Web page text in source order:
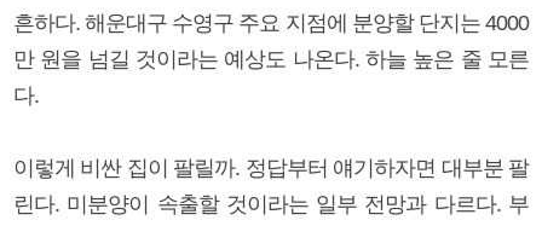
흔하다. 해운대구 수영구 주요 지점에 분양할 단지는 4000
만 원을 넘길 것이라는 예상도 나온다. 하늘 높은 줄 모른
다.
이렇게 비싼 집이 팔릴까. 정답부터 얘기하자면 대부분 팔
린다. 미분양이 속출할 것이라는 일부 전망과 다르다. 부